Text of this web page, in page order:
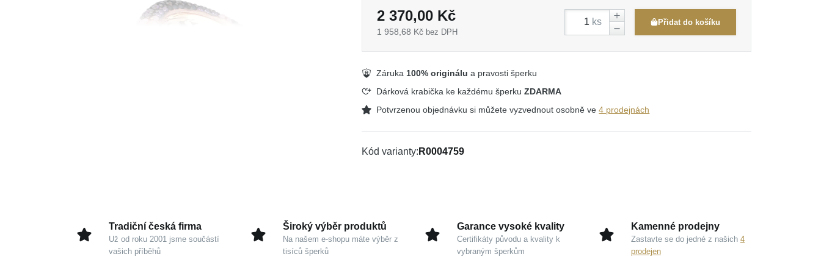
2 370,00 Kč
1 958,68 Kč bez DPH
ks Přidat do košíku
Záruka 100% originálu a pravosti šperku
Dárková krabička ke každému šperkuZDARMA
Potvrzenou objednávku si můžete vyzvednout osobně ve4 prodejnách
Kód varianty R0004759
Tradiční česká firma
Už od roku 2001 jsme součástí
vašich příběhů
Široký výběr produktů
Na našem e-shopu máte výběr z
tisíců šperků
Garance vysoké kvality
Certifikáty původu a kvality k
vybraným šperkům
Kamenné prodejny
Zastavte se do jedné z našich 4
prodejen